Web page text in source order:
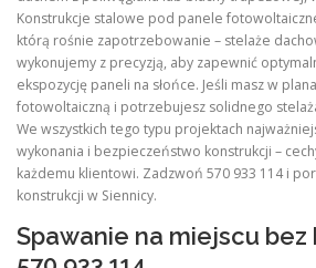
Konstrukcje stalowe pod panele
którą rośnie zapotrzebowanie – stelaże
wykonujemy z precyzją, aby zapewnić
ekspozycję paneli na słońce. Jeśli masz w
fotowoltaiczną i potrzebujesz solidnego
We wszystkich tego typu projektach
wykonania i bezpieczeństwo konstrukcji –
każdemu klientowi. Zadzwoń 570 933 114 i
konstrukcji w Siennicy.
Spawanie na miejscu bez